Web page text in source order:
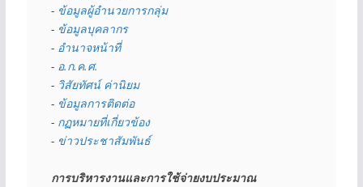
- ข้อมูลผู้อำนวยการกลุ่ม
- ข้อมูลบุคลากร
- อำนาจหน้าที่
- อ.ก.ค.ศ.
- วิสัยทัศน์ ค่านิยม
- ข้อมูลการติดต่อ
- กฏหมายที่เกี่ยวข้อง
- ข่าวประชาสัมพันธ์
การบริหารงานและการใช้จ่ายงบประมาณ